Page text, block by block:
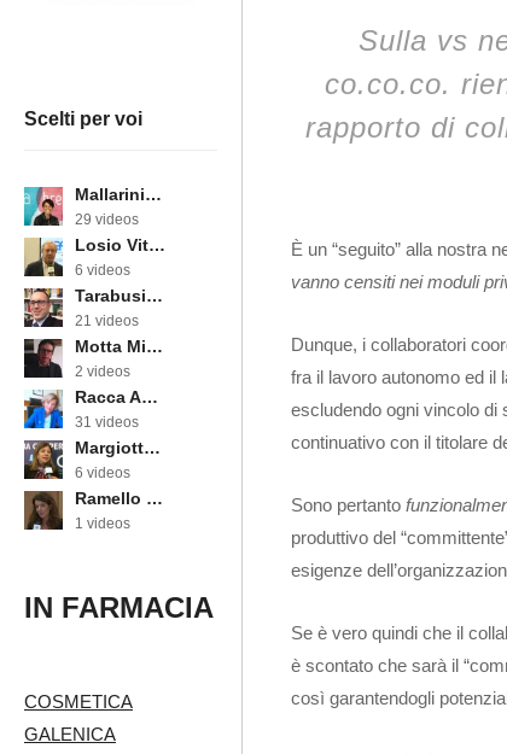
Scelti per voi
Mallarini Erika
29 videos
Losio Vittorino
6 videos
Tarabusi Marcello
21 videos
Motta Michele
2 videos
Racca Annarosa
31 videos
Margiotta Angela
6 videos
Ramello Cinzia
1 videos
IN FARMACIA
COSMETICA
GALENICA
Sulla vs
co.co.co.
rapporto di
È un “seguito” alla nostra
vanno censiti nei moduli
Dunque, i collaboratori
fra il lavoro autonomo ed il
escludendo ogni vincolo di
continuativo con il titolare
Sono pertanto
produttivo del
esigenze
Se è vero quindi che il
è scontato che sarà il
così garantendogli